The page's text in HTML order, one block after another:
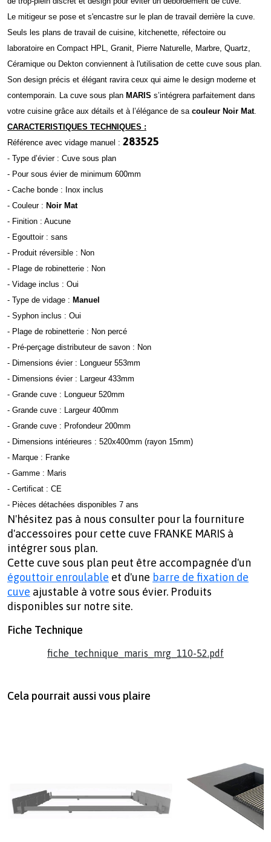
Le mitigeur se pose et s'encastre sur le plan de travail derrière la cuve.
Seuls les plans de travail de cuisine, kitchenette, réfectoire ou
laboratoire en Compact HPL, Granit, Pierre Naturelle, Marbre, Quartz,
Céramique ou Dekton conviennent à l'utilisation de cette cuve sous plan.
Son design précis et élégant ravira ceux qui aime le design moderne et
contemporain. La cuve sous plan MARIS s’intégrera parfaitement dans
votre cuisine grâce aux détails et à l’élégance de sa couleur Noir Mat.
CARACTERISTIQUES TECHNIQUES :
Référence avec vidage manuel : 283525
- Type d’évier : Cuve sous plan
- Pour sous évier de minimum 600mm
- Cache bonde : Inox inclus
- Couleur : Noir Mat
- Finition : Aucune
- Egouttoir : sans
- Produit réversible : Non
- Plage de robinetterie : Non
- Vidage inclus : Oui
- Type de vidage : Manuel
- Syphon inclus : Oui
- Plage de robinetterie : Non percé
- Pré-perçage distributeur de savon : Non
- Dimensions évier : Longueur 553mm
- Dimensions évier : Largeur 433mm
- Grande cuve : Longueur 520mm
- Grande cuve : Largeur 400mm
- Grande cuve : Profondeur 200mm
- Dimensions intérieures : 520x400mm (rayon 15mm)
- Marque : Franke
- Gamme : Maris
- Certificat : CE
- Pièces détachées disponibles 7 ans
N'hésitez pas à nous consulter pour la fourniture
d'accessoires pour cette cuve FRANKE MARIS à
intégrer sous plan.
Cette cuve sous plan peut être accompagnée d'un
égouttoir enroulable et d'une barre de fixation de
cuve ajustable à votre sous évier. Produits
disponibles sur notre site.
Fiche Technique
fiche_technique_maris_mrg_110-52.pdf
Cela pourrait aussi vous plaire